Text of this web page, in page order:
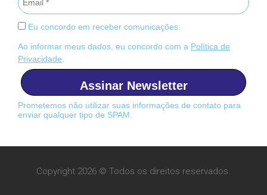
Eu concordo em receber comunicações.
Ao informar meus dados, eu concordo com a Política de
Privacidade.
Assinar Newsletter
Prometemos não utilizar suas informações de contato para
enviar qualquer tipo de SPAM.
Copyright 2026 © Todos os direitos reservados.